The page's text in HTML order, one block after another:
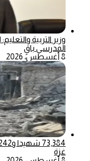
وزير التربية
المدرسي باقٍ
8 أغسطس، 2026
غزة